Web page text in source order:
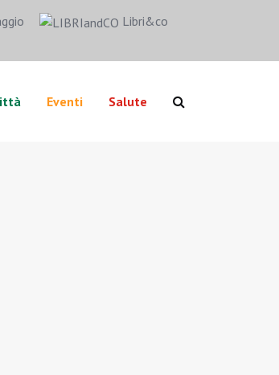
Libri&co
Eventi Salute